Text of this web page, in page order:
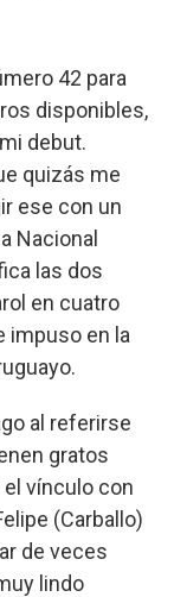
42 para
disponibles,
debut.
quizás me
ese con un
Nacional
las dos
en cuatro
impuso en la
al referirse
gratos
vínculo con
(Carballo)
de veces
lindo